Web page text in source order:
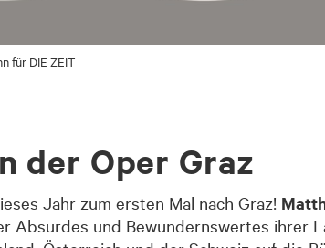
für DIE ZEIT
der Oper Graz
Jahr zum ersten Mal nach Graz!
Absurdes und Bewundernswertes ihrer